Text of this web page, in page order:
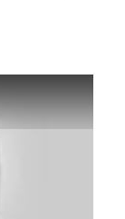
I/O '18)